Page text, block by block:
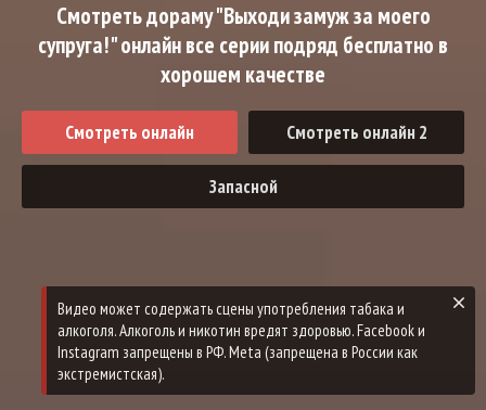
Смотреть дораму "Выходи замуж за моего
супруга!" онлайн все серии подряд бесплатно в
хорошем качестве
Смотреть онлайн Смотреть онлайн 2
Запасной